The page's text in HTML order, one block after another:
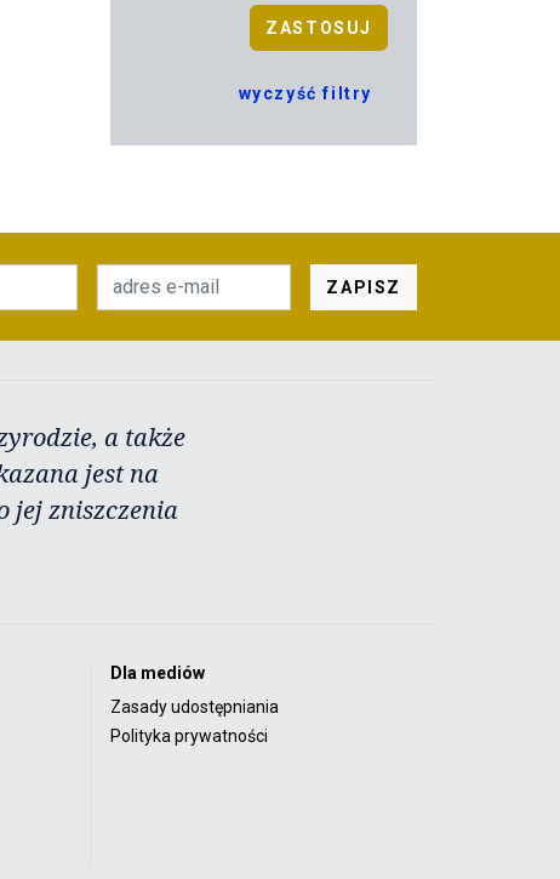
ZASTOSUJ
wyczyść filtry
ZAPISZ
a także
jest na
jej zniszczenia
Dla mediów
Zasady udostępniania
Polityka prywatności